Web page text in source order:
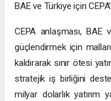
BAE ve Türkiye için
CEPA anlaşması, BAE
güçlendirmek için
kaldırarak sınır ötesi
stratejik iş birliğini
milyar dolarlık yatırım